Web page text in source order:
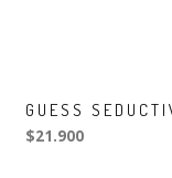
GUESS
$21.900